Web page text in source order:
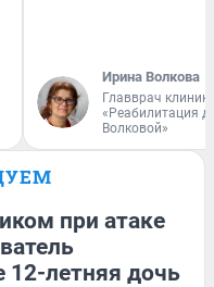
Ирина Волкова
Главврач
«Реабилитация
Волковой»
при атаке
12-летняя дочь